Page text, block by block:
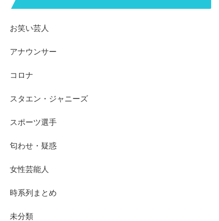
お笑い芸人
アナウンサー
コロナ
スタエン・ジャニーズ
スポーツ選手
匂わせ・疑惑
女性芸能人
時系列まとめ
未分類